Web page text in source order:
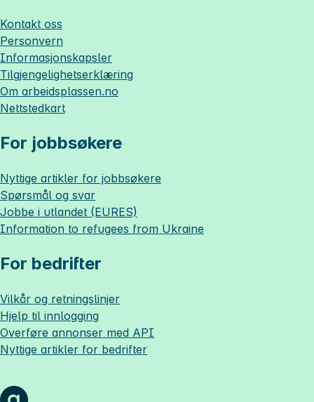
Kontakt oss
Personvern
Informasjonskapsler
Tilgjengelighetserklæring
Om arbeidsplassen.no
Nettstedkart
For jobbsøkere
Nyttige artikler for jobbsøkere
Spørsmål og svar
Jobbe i utlandet (EURES)
Information to refugees from Ukraine
For bedrifter
Vilkår og retningslinjer
Hjelp til innlogging
Overføre annonser med API
Nyttige artikler for bedrifter